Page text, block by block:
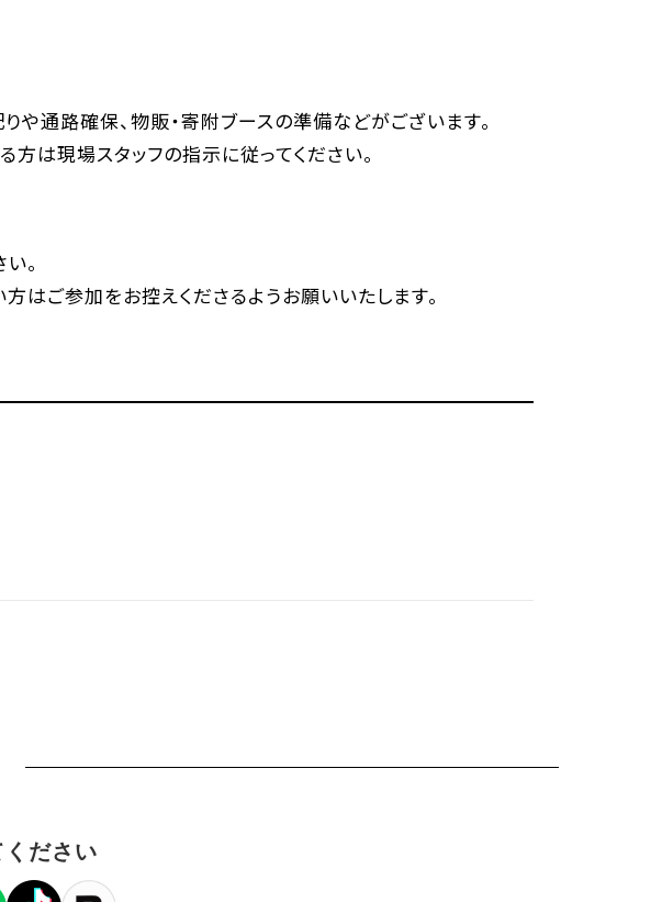
や通路確保、物販・寄附ブースの準備などがございます。
は現場スタッフの指示に従ってください。
。
はご参加をお控えくださるようお願いいたします。
ださい